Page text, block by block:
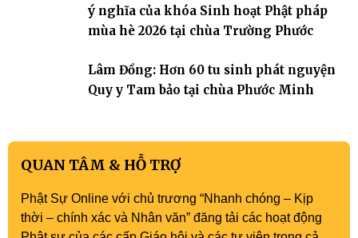
ý nghĩa của khóa Sinh hoạt Phật pháp
mùa hè 2026 tại chùa Trường Phước
Lâm Đồng: Hơn 60 tu sinh phát nguyện
Quy y Tam bảo tại chùa Phước Minh
QUAN TÂM & HỖ TRỢ
Phật Sự Online với chủ trương “Nhanh chóng – Kịp
thời – chính xác và Nhân văn” đăng tải các hoạt động